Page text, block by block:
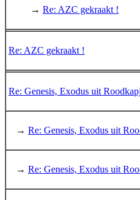
→ Re: AZC gekraakt !
Re: AZC gekraakt !
Re: Genesis, Exodus uit
→ Re: Genesis, Exodus uit
→ Re: Genesis, Exodus uit